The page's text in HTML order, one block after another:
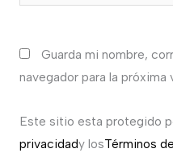
Guarda mi nombre,
navegador para la próxima
Este sitio esta protegido
privacidady losTérminos